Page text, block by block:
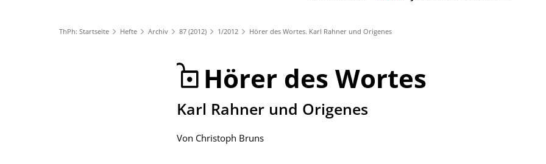
ThPh: Startseite Hefte Archiv 87 (2012) 1/2012 Hörer des Wortes. Karl Rahner und Origenes
Hörer des Wortes
:
Karl Rahner und Origenes
Von Christoph Bruns